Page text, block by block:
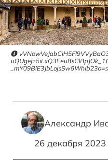
Александр
26 декабря 2023